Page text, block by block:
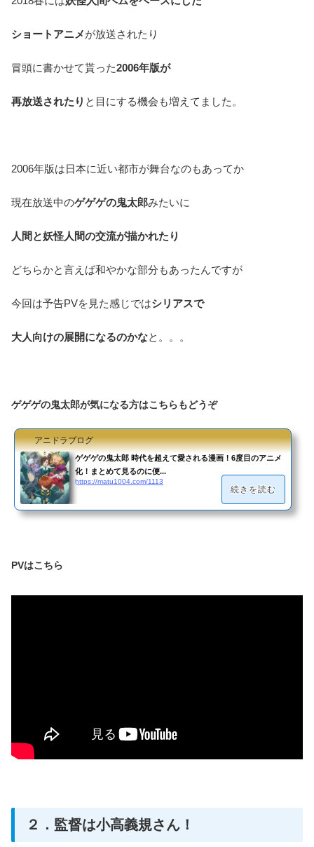
ショートアニメが放送されたり
冒頭に書かせて貰った2006年版が
再放送されたり と目にする機会も増えてました。
2006年版は日本に近い都市が舞台なのもあってか
現在放送中のゲゲゲの鬼太郎みたいに
人間と妖怪人間の交流が描かれたり
どちらかと言えば和やかな部分もあったんですが
今回は予告PVを見た感じではシリアスで
大人向けの展開になるのかなと。。。
ゲゲゲの鬼太郎が気になる方はこちらもどうぞ
アニドラブログ
ゲゲゲの鬼太郎 時代を超えて愛される漫画！6度目のアニメ
化！まとめて見るのに便...
https://matu1004.com/1113
続きを読む
PVはこちら
２．監督は小高義規さん！